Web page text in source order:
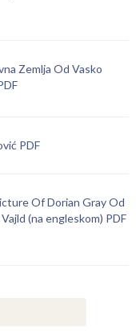
Zemlja Od Vasko
PDF
Of Dorian Gray Od
(na engleskom) PDF